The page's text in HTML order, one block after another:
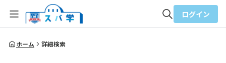
全体検索
ログイン
ホーム 詳細検索